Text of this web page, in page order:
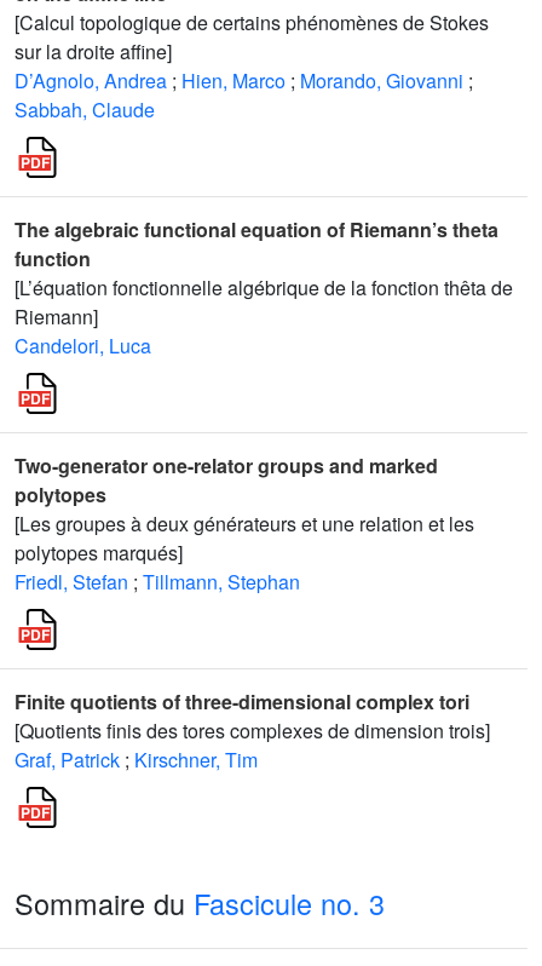
[Calcul topologique de certains phénomènes de Stokes
sur la droite affine]
D’Agnolo, Andrea ; Hien, Marco ; Morando, Giovanni ;
Sabbah, Claude
The algebraic functional equation of Riemann’s theta
function
[L’équation fonctionnelle algébrique de la fonction thêta de
Riemann]
Candelori, Luca
Two-generator one-relator groups and marked
polytopes
[Les groupes à deux générateurs et une relation et les
polytopes marqués]
Friedl, Stefan ; Tillmann, Stephan
Finite quotients of three-dimensional complex tori
[Quotients finis des tores complexes de dimension trois]
Graf, Patrick ; Kirschner, Tim
Sommaire du Fascicule no. 3